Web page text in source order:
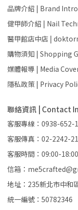
品牌介紹 | Brand
健甲師介紹 | Nail
醫甲館店中店 |
購物須知 | Shopping
媒體報導 | Media
隱私政策 | Privacy
聯絡資訊 | Contact
客服專線：0938-652-
客服傳真：02-2242-
客服時間：09:00-18:00
信箱：
地址：235新北市中和
統一編號：50782346